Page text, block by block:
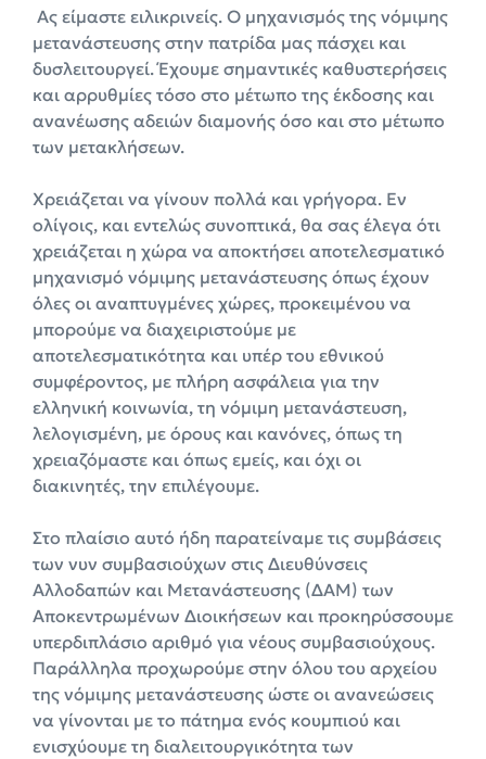
Aς είμαστε ειλικρινείς. Ο μηχανισμός της νόμιμης
μετανάστευσης στην πατρίδα μας πάσχει και
δυσλειτουργεί. Έχουμε σημαντικές καθυστερήσεις
και αρρυθμίες τόσο στο μέτωπο της έκδοσης και
ανανέωσης αδειών διαμονής όσο και στο μέτωπο
των μετακλήσεων.
Χρειάζεται να γίνουν πολλά και γρήγορα. Εν
ολίγοις, και εντελώς συνοπτικά, θα σας έλεγα ότι
χρειάζεται η χώρα να αποκτήσει αποτελεσματικό
μηχανισμό νόμιμης μετανάστευσης όπως έχουν
όλες οι αναπτυγμένες χώρες, προκειμένου να
μπορούμε να διαχειριστούμε με
αποτελεσματικότητα και υπέρ του εθνικού
συμφέροντος, με πλήρη ασφάλεια για την
ελληνική κοινωνία, τη νόμιμη μετανάστευση,
λελογισμένη, με όρους και κανόνες, όπως τη
χρειαζόμαστε και όπως εμείς, και όχι οι
διακινητές, την επιλέγουμε.
Στο πλαίσιο αυτό ήδη παρατείναμε τις συμβάσεις
των νυν συμβασιούχων στις Διευθύνσεις
Αλλοδαπών και Μετανάστευσης (ΔΑΜ) των
Αποκεντρωμένων Διοικήσεων και προκηρύσσουμε
υπερδιπλάσιο αριθμό για νέους συμβασιούχους.
Παράλληλα προχωρούμε στην όλου του αρχείου
της νόμιμης μετανάστευσης ώστε οι ανανεώσεις
να γίνονται με το πάτημα ενός κουμπιού και
ενισχύουμε τη διαλειτουργικότητα των